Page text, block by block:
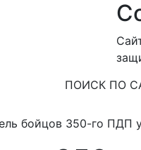
ПОИСК ПО
бойцов 350-го ПДП